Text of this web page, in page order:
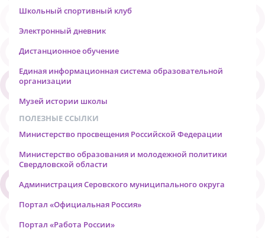
Школьный спортивный клуб
Электронный дневник
Дистанционное обучение
Единая информационная система образовательной
организации
Музей истории школы
ПОЛЕЗНЫЕ ССЫЛКИ
Министерство просвещения Российской Федерации
Министерство образования и молодежной политики
Свердловской области
Администрация Серовского муниципального округа
Портал «Официальная Россия»
Портал «Работа России»